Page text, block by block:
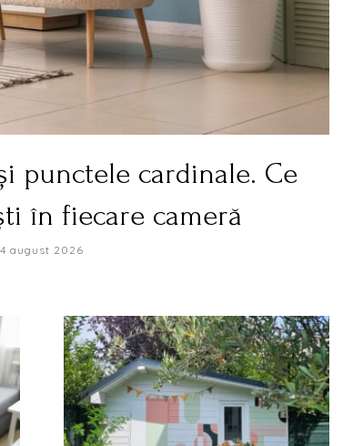
punctele cardinale. Ce
în fiecare cameră
4 august 2026